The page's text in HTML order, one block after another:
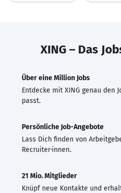
XING – Das
Über eine Million Jobs
Entdecke mit XING genau den
passt.
Persönliche Job-Angebote
Lass Dich finden von
Recruiter·innen.
21 Mio. Mitglieder
Knüpf neue Kontakte und